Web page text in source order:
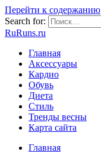
Перейти к содержанию
Search for:
RuRuns.ru
Главная
Аксессуары
Кардио
Обувь
Диета
Стиль
Тренды весны
Карта сайта
Главная